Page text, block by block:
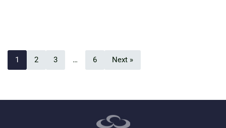
1 2 3 … 6 Next »